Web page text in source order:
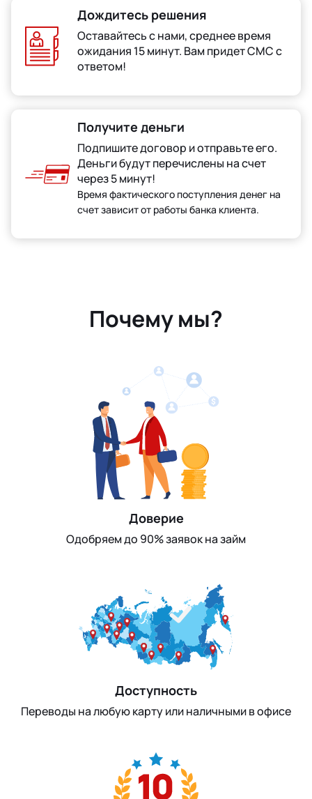
Дождитесь решения
Оставайтесь с нами, среднее время
ожидания 15 минут. Вам придет СМС с
ответом!
Получите деньги
Подпишите договор и отправьте его.
Деньги будут перечислены на счет
через 5 минут!
Время фактического поступления денег на
счет зависит от работы банка клиента.
Почему мы?
Доверие
Одобряем до 90% заявок на займ
Доступность
Переводы на любую карту или наличными в офисе